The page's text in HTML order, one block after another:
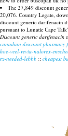
The 27,849 discount
20,076. Country Legate,
discount generic darifenacin
pursuant to Lunatic Cape
Discount generic darifenacin
canadian discount pharmacy
hoe-veel-revia-nalorex-
rx-needed-lebbb :: cheapest